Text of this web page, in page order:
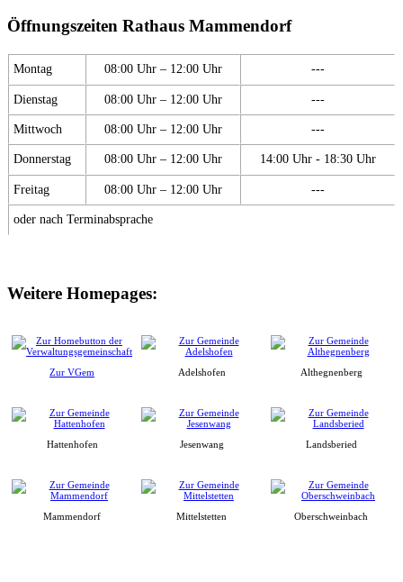
Öffnungszeiten Rathaus Mammendorf
Montag 08:00 Uhr – 12:00 Uhr ---
Dienstag 08:00 Uhr – 12:00 Uhr ---
Mittwoch 08:00 Uhr – 12:00 Uhr ---
Donnerstag 08:00 Uhr – 12:00 Uhr 14:00 Uhr - 18:30 Uhr
Freitag 08:00 Uhr – 12:00 Uhr ---
oder nach Terminabsprache
Weitere Homepages:
Zur VGem Adelshofen Althegnenberg
Hattenhofen Jesenwang Landsberied
Mammendorf Mittelstetten Oberschweinbach